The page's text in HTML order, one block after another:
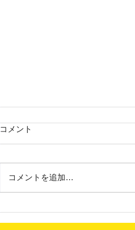
7月のKACOM BAR
コメント
コメントを追加…